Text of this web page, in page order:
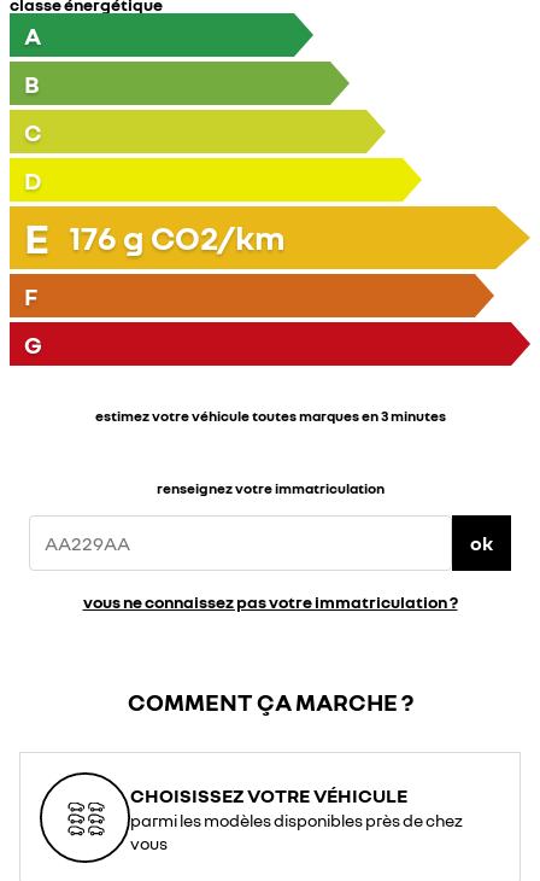
classe énergétique
A
B
C
D
E 176 g CO2/km
F
G
estimez votre véhicule toutes marques en 3 minutes
renseignez votre immatriculation
ok
vous ne connaissez pas votre immatriculation ?
COMMENT ÇA MARCHE ?
CHOISISSEZ VOTRE VÉHICULE
parmi les modèles disponibles près de chez
vous